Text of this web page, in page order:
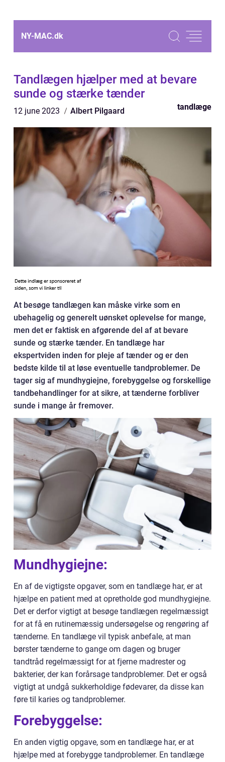
NY-MAC.dk
Tandlægen hjælper med at bevare
sunde og stærke tænder
12 june 2023 Albert Pilgaard tandlæge
At besøge tandlægen kan måske virke som en
ubehagelig og generelt uønsket oplevelse for mange,
men det er faktisk en afgørende del af at bevare
sunde og stærke tænder. En tandlæge har
ekspertviden inden for pleje af tænder og er den
bedste kilde til at løse eventuelle tandproblemer. De
tager sig af mundhygiejne, forebyggelse og forskellige
tandbehandlinger for at sikre, at tænderne forbliver
sunde i mange år fremover.
Mundhygiejne:
En af de vigtigste opgaver, som en tandlæge har, er at
hjælpe en patient med at opretholde god mundhygiejne.
Det er derfor vigtigt at besøge tandlægen regelmæssigt
for at få en rutinemæssig undersøgelse og rengøring af
tænderne. En tandlæge vil typisk anbefale, at man
børster tænderne to gange om dagen og bruger
tandtråd regelmæssigt for at fjerne madrester og
bakterier, der kan forårsage tandproblemer. Det er også
vigtigt at undgå sukkerholdige fødevarer, da disse kan
føre til karies og tandproblemer.
Forebyggelse:
En anden vigtig opgave, som en tandlæge har, er at
hjælpe med at forebygge tandproblemer. En tandlæge